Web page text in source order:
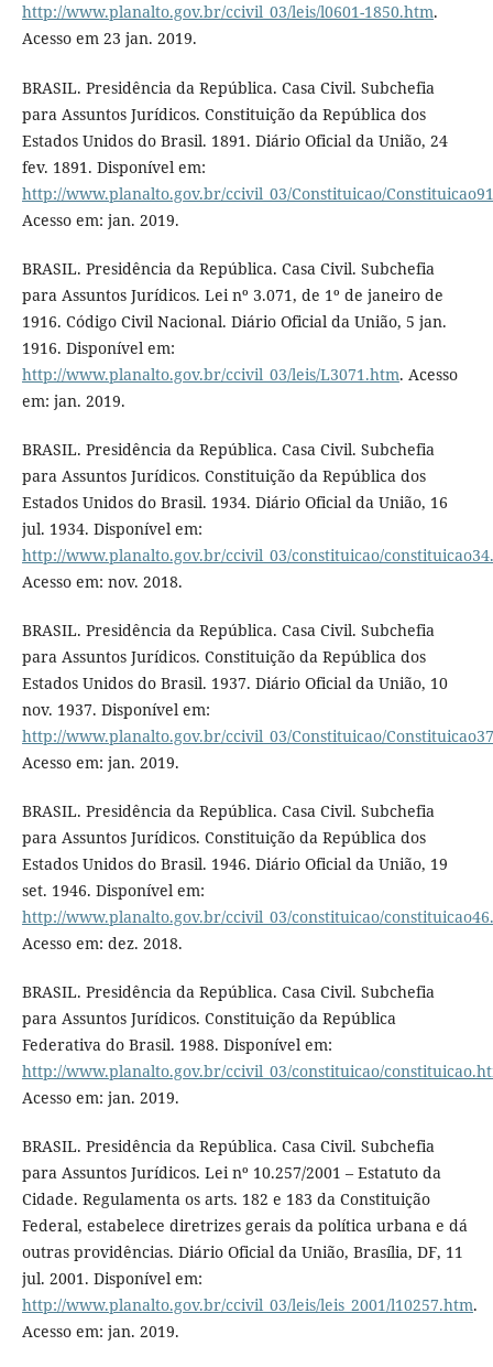
http://www.planalto.gov.br/ccivil_03/leis/l0601-1850.htm.
Acesso em 23 jan. 2019.
BRASIL. Presidência da República. Casa Civil. Subchefia
para Assuntos Jurídicos. Constituição da República dos
Estados Unidos do Brasil. 1891. Diário Oficial da União, 24
fev. 1891. Disponível em:
http://www.planalto.gov.br/ccivil_03/Constituicao/
Acesso em: jan. 2019.
BRASIL. Presidência da República. Casa Civil. Subchefia
para Assuntos Jurídicos. Lei nº 3.071, de 1º de janeiro de
1916. Código Civil Nacional. Diário Oficial da União, 5 jan.
1916. Disponível em:
http://www.planalto.gov.br/ccivil_03/leis/L3071.htm. Acesso
em: jan. 2019.
BRASIL. Presidência da República. Casa Civil. Subchefia
para Assuntos Jurídicos. Constituição da República dos
Estados Unidos do Brasil. 1934. Diário Oficial da União, 16
jul. 1934. Disponível em:
http://www.planalto.gov.br/ccivil_03/constituicao/
Acesso em: nov. 2018.
BRASIL. Presidência da República. Casa Civil. Subchefia
para Assuntos Jurídicos. Constituição da República dos
Estados Unidos do Brasil. 1937. Diário Oficial da União, 10
nov. 1937. Disponível em:
http://www.planalto.gov.br/ccivil_03/Constituicao/
Acesso em: jan. 2019.
BRASIL. Presidência da República. Casa Civil. Subchefia
para Assuntos Jurídicos. Constituição da República dos
Estados Unidos do Brasil. 1946. Diário Oficial da União, 19
set. 1946. Disponível em:
http://www.planalto.gov.br/ccivil_03/constituicao/
Acesso em: dez. 2018.
BRASIL. Presidência da República. Casa Civil. Subchefia
para Assuntos Jurídicos. Constituição da República
Federativa do Brasil. 1988. Disponível em:
http://www.planalto.gov.br/ccivil_03/constituicao/
Acesso em: jan. 2019.
BRASIL. Presidência da República. Casa Civil. Subchefia
para Assuntos Jurídicos. Lei nº 10.257/2001 – Estatuto da
Cidade. Regulamenta os arts. 182 e 183 da Constituição
Federal, estabelece diretrizes gerais da política urbana e dá
outras providências. Diário Oficial da União, Brasília, DF, 11
jul. 2001. Disponível em:
http://www.planalto.gov.br/ccivil_03/leis/leis_2001/l10257.htm.
Acesso em: jan. 2019.